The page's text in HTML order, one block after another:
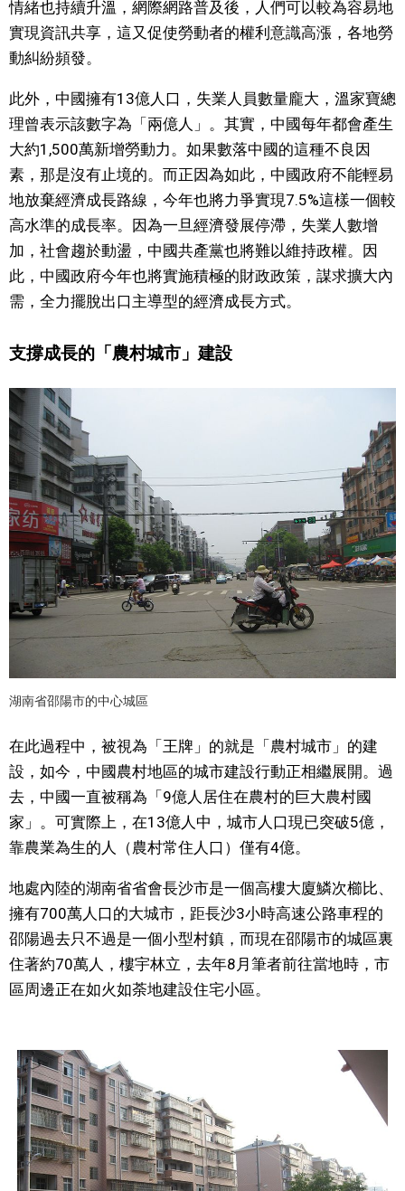
情緒也持續升溫，網際網路普及後，人們可以較為容易地
實現資訊共享，這又促使勞動者的權利意識高漲，各地勞
動糾紛頻發。
此外，中國擁有13億人口，失業人員數量龐大，溫家寶總
理曾表示該數字為「兩億人」。其實，中國每年都會產生
大約1,500萬新增勞動力。如果數落中國的這種不良因
素，那是沒有止境的。而正因為如此，中國政府不能輕易
地放棄經濟成長路線，今年也將力爭實現7.5%這樣一個較
高水準的成長率。因為一旦經濟發展停滯，失業人數增
加，社會趨於動盪，中國共產黨也將難以維持政權。因
此，中國政府今年也將實施積極的財政政策，謀求擴大內
需，全力擺脫出口主導型的經濟成長方式。
支撐成長的「農村城市」建設
湖南省邵陽市的中心城區
在此過程中，被視為「王牌」的就是「農村城市」的建
設，如今，中國農村地區的城市建設行動正相繼展開。過
去，中國一直被稱為「9億人居住在農村的巨大農村國
家」。可實際上，在13億人中，城市人口現已突破5億，
靠農業為生的人（農村常住人口）僅有4億。
地處內陸的湖南省省會長沙市是一個高樓大廈鱗次櫛比、
擁有700萬人口的大城市，距長沙3小時高速公路車程的
邵陽過去只不過是一個小型村鎮，而現在邵陽市的城區裏
住著約70萬人，樓宇林立，去年8月筆者前往當地時，市
區周邊正在如火如荼地建設住宅小區。